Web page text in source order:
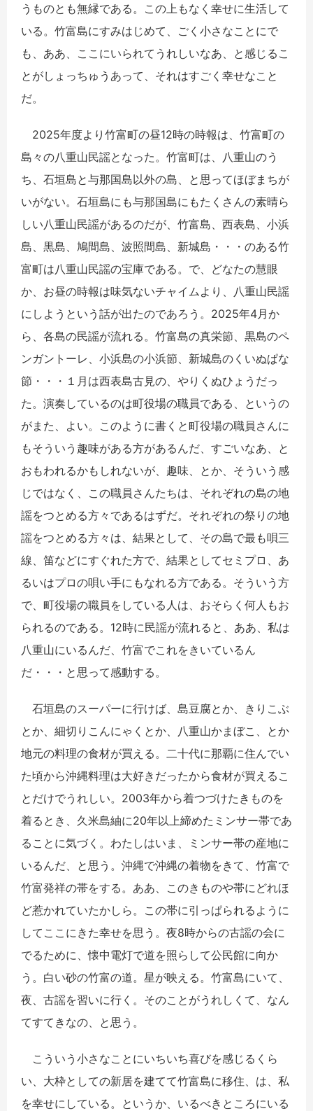
うものとも無縁である。この上もなく幸せに生活して
いる。竹富島にすみはじめて、ごく小さなことにで
も、ああ、ここにいられてうれしいなあ、と感じるこ
とがしょっちゅうあって、それはすごく幸せなこと
だ。
2025年度より竹富町の昼12時の時報は、竹富町の
島々の八重山民謡となった。竹富町は、八重山のう
ち、石垣島と与那国島以外の島、と思ってほぼまちが
いがない。石垣島にも与那国島にもたくさんの素晴ら
しい八重山民謡があるのだが、竹富島、西表島、小浜
島、黒島、鳩間島、波照間島、新城島・・・のある竹
富町は八重山民謡の宝庫である。で、どなたの慧眼
か、お昼の時報は味気ないチャイムより、八重山民謡
にしようという話が出たのであろう。2025年4月か
ら、各島の民謡が流れる。竹富島の真栄節、黒島のペ
ンガントーレ、小浜島の小浜節、新城島のくいぬぱな
節・・・１月は西表島古見の、やりくぬひょうだっ
た。演奏しているのは町役場の職員である、というの
がまた、よい。このように書くと町役場の職員さんに
もそういう趣味がある方があるんだ、すごいなあ、と
おもわれるかもしれないが、趣味、とか、そういう感
じではなく、この職員さんたちは、それぞれの島の地
謡をつとめる方々であるはずだ。それぞれの祭りの地
謡をつとめる方々は、結果として、その島で最も唄三
線、笛などにすぐれた方で、結果としてセミプロ、あ
るいはプロの唄い手にもなれる方である。そういう方
で、町役場の職員をしている人は、おそらく何人もお
られるのである。12時に民謡が流れると、ああ、私は
八重山にいるんだ、竹富でこれをきいているん
だ・・・と思って感動する。
石垣島のスーパーに行けば、島豆腐とか、きりこぶ
とか、細切りこんにゃくとか、八重山かまぼこ、とか
地元の料理の食材が買える。二十代に那覇に住んでい
た頃から沖縄料理は大好きだったから食材が買えるこ
とだけでうれしい。2003年から着つづけたきものを
着るとき、久米島紬に20年以上締めたミンサー帯であ
ることに気づく。わたしはいま、ミンサー帯の産地に
いるんだ、と思う。沖縄で沖縄の着物をきて、竹富で
竹富発祥の帯をする。ああ、このきものや帯にどれほ
ど惹かれていたかしら。この帯に引っぱられるように
してここにきた幸せを思う。夜8時からの古謡の会に
でるために、懐中電灯で道を照らして公民館に向か
う。白い砂の竹富の道。星が映える。竹富島にいて、
夜、古謡を習いに行く。そのことがうれしくて、なん
てすてきなの、と思う。
こういう小さなことにいちいち喜びを感じるくら
い、大枠としての新居を建てて竹富島に移住、は、私
を幸せにしている。というか、いるべきところにいる